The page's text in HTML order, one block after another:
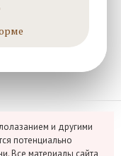
и другими
потенциально
Все материалы сайта